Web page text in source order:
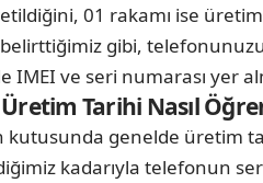
01 rakamı ise
gibi,
IMEI ve seri numarası yer
Tarihi Nasıl
kutusunda genelde üretim
kadarıyla telefonun